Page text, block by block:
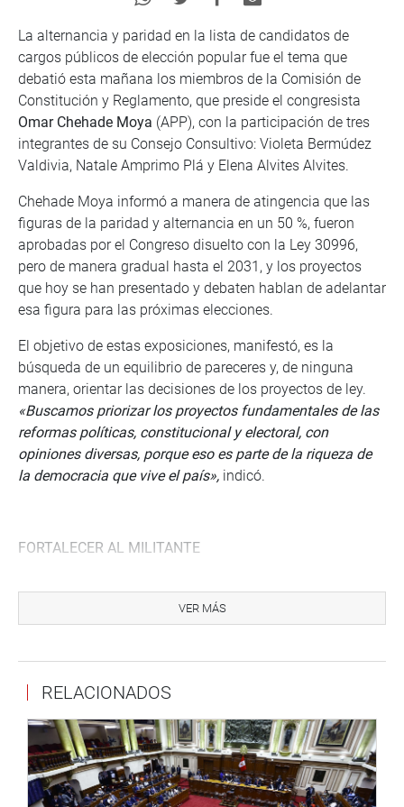
La alternancia y paridad en la lista de candidatos de
cargos públicos de elección popular fue el tema que
debatió esta mañana los miembros de la Comisión de
Constitución y Reglamento, que preside el congresista
Omar Chehade Moya (APP), con la participación de tres
integrantes de su Consejo Consultivo: Violeta Bermúdez
Valdivia, Natale Amprimo Plá y Elena Alvites Alvites.
Chehade Moya informó a manera de atingencia que las
figuras de la paridad y alternancia en un 50 %, fueron
aprobadas por el Congreso disuelto con la Ley 30996,
pero de manera gradual hasta el 2031, y los proyectos
que hoy se han presentado y debaten hablan de adelantar
esa figura para las próximas elecciones.
El objetivo de estas exposiciones, manifestó, es la
búsqueda de un equilibrio de pareceres y, de ninguna
manera, orientar las decisiones de los proyectos de ley.
«Buscamos priorizar los proyectos fundamentales de las
reformas políticas, constitucional y electoral, con
opiniones diversas, porque eso es parte de la riqueza de
la democracia que vive el país», indicó.
FORTALECER AL MILITANTE
para analizar la materia que plantean los Proyectos de
Ley (PL) es necesario hacer compatible varias ideas.
militante, que consiste no solo en participar en elecciones
cuenta y valorada en sus resultados.
Tercero, ponderar el voto ciudadano, y aunque pienso que
el Perú debe eliminar el voto preferencial, la verdad es que
VER MÁS
RELACIONADOS